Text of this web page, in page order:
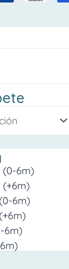
(0-6m)
6m)
6m)